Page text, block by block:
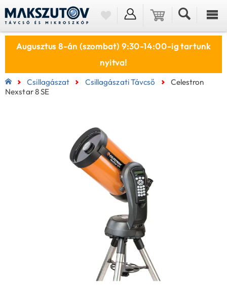
Augusztus 8-án (szombat) 9:30-14:00-ig tartunk
nyitva!
Csillagászat Csillagászati Távcső
Celestron
Nexstar 8 SE